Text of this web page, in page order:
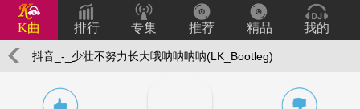
K曲 排行 专集 推荐 精品 我的
抖音_-_少壮不努力长大哦呐呐呐呐(LK_Bootleg)